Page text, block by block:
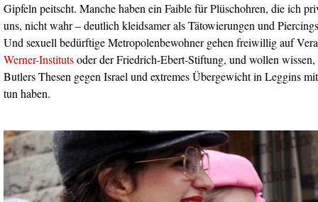
Gipfeln peitscht. Manche haben ein Faible für Plüschohren, die ich
uns, nicht wahr – deutlich kleidsamer als Tätowierungen und
Und sexuell bedürftige Metropolenbewohner gehen freiwillig auf
Werner-Institutsoder der Friedrich-Ebert-Stiftung, und wollen
Butlers Thesen gegen Israel und extremes Übergewicht in Leggins
tun haben.